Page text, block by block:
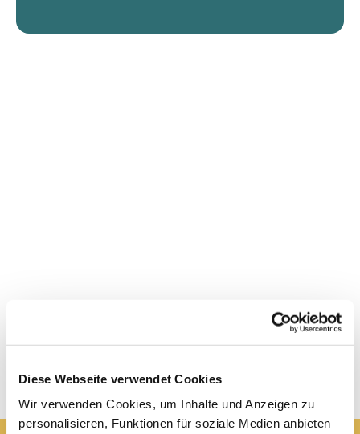
Diese Webseite verwendet Cookies
Wir verwenden Cookies, um Inhalte und Anzeigen zu
personalisieren, Funktionen für soziale Medien anbieten